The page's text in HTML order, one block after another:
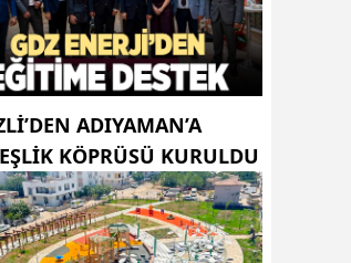
ADIYAMAN’A
KÖPRÜSÜ KURULDU